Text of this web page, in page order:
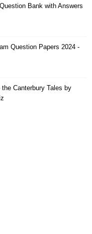
Bank with Answers
Question Papers 2024 -
Canterbury Tales by